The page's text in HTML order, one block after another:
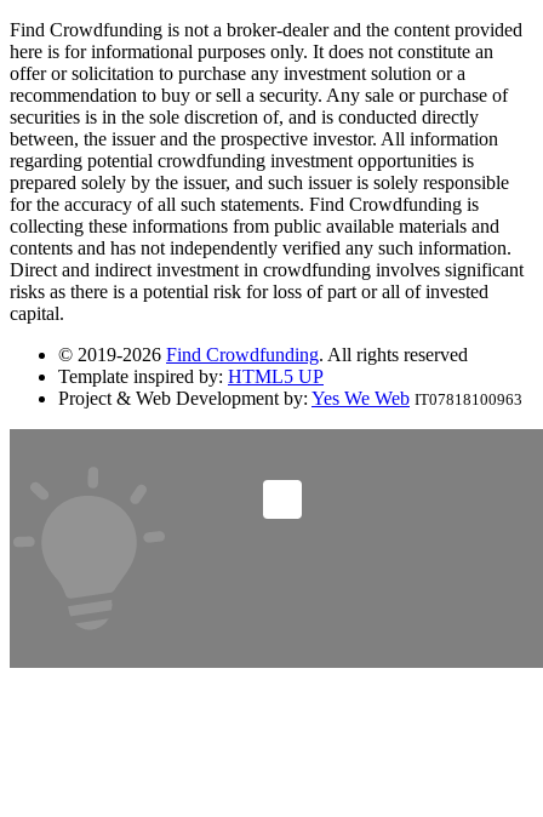
Find Crowdfunding is not a broker-dealer and the content provided
here is for informational purposes only. It does not constitute an
offer or solicitation to purchase any investment solution or a
recommendation to buy or sell a security. Any sale or purchase of
securities is in the sole discretion of, and is conducted directly
between, the issuer and the prospective investor. All information
regarding potential crowdfunding investment opportunities is
prepared solely by the issuer, and such issuer is solely responsible
for the accuracy of all such statements. Find Crowdfunding is
collecting these informations from public available materials and
contents and has not independently verified any such information.
Direct and indirect investment in crowdfunding involves significant
risks as there is a potential risk for loss of part or all of invested
capital.
© 2019-2026 Find Crowdfunding. All rights reserved
Template inspired by: HTML5 UP
Project & Web Development by: Yes We Web IT07818100963